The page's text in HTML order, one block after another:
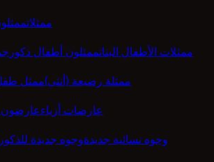
ممثلات
ممثلات الأطفال البناتممثلون أطفال ذكور
ممثلة رضيعة (أنثى)ممثل
عارضات أزياءعارضون
وجوه نسائية جديدةوجوه جديدة للذكور